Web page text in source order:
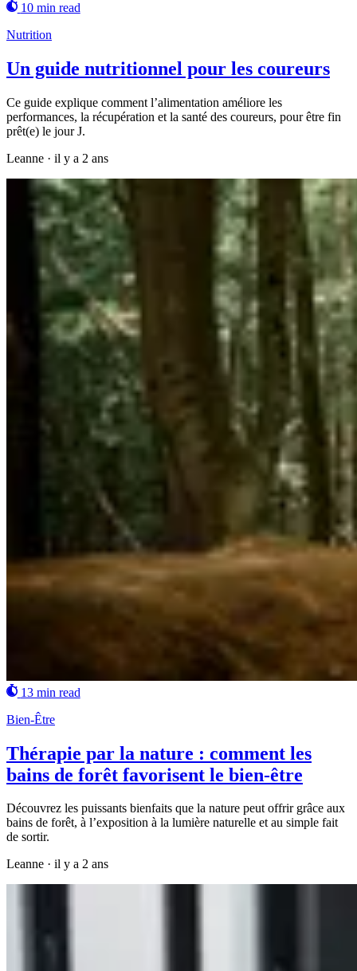
10 min read
Nutrition
Un guide nutritionnel pour les coureurs
Ce guide explique comment l’alimentation améliore les
performances, la récupération et la santé des coureurs, pour être fin
prêt(e) le jour J.
Leanne · il y a 2 ans
13 min read
Bien-Être
Thérapie par la nature : comment les
bains de forêt favorisent le bien-être
Découvrez les puissants bienfaits que la nature peut offrir grâce aux
bains de forêt, à l’exposition à la lumière naturelle et au simple fait
de sortir.
Leanne · il y a 2 ans